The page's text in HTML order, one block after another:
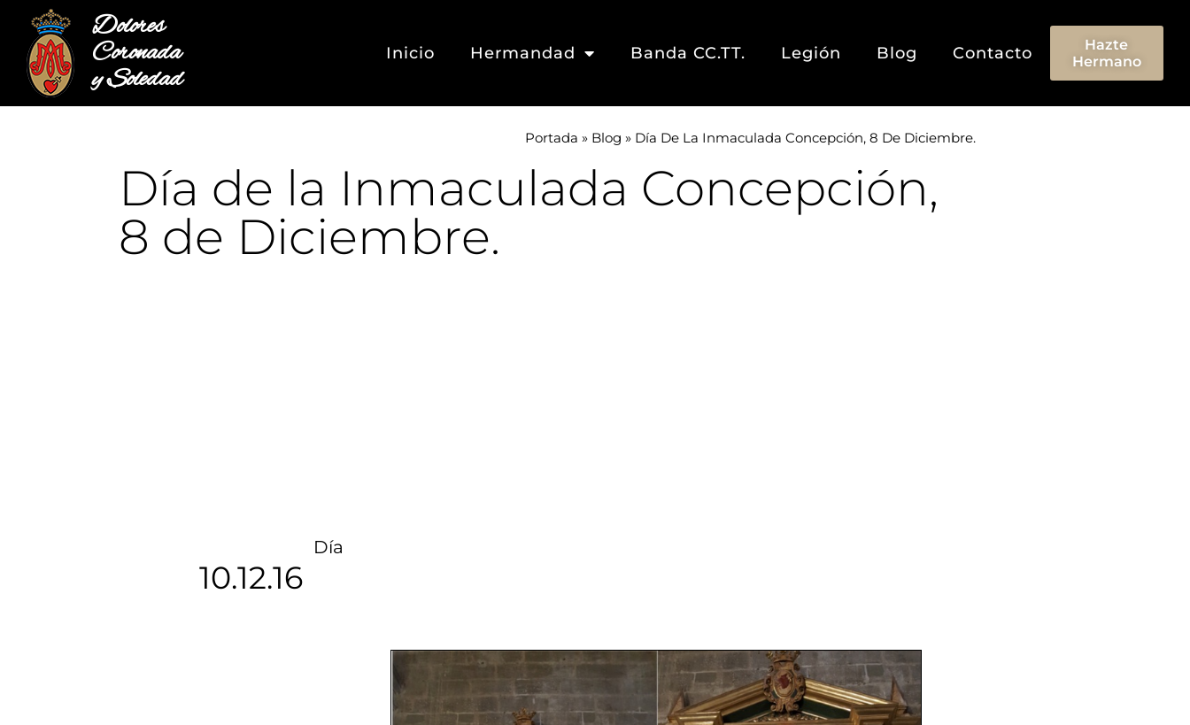
Dolores
Coronada
y Soledad
Inicio Hermandad Banda CC.TT. Legión Blog Contacto
Hazte
Hermano
Portada » Blog » Día De La Inmaculada Concepción, 8 De Diciembre.
Día de la Inmaculada Concepción,
8 de Diciembre.
Día
10.12.16